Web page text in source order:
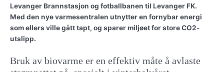
Levanger Brannstasjon og fotballbanen til Levanger FK.
Med den nye varmesentralen utnytter en fornybar energi
som ellers ville gått tapt, og sparer miljøet for store CO2-
utslipp.
Bruk av biovarme er en effektiv måte å avlaste